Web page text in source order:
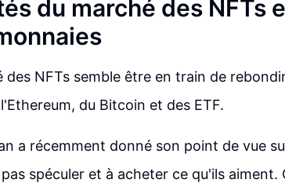
du marché des NFTs
des NFTs semble être en train de
du Bitcoin et des ETF.
a récemment donné son point de vue
spéculer et à acheter ce qu'ils aiment.